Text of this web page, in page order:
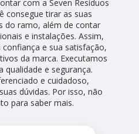
com a Seven Resíduos
consegue tirar as suas
do ramo, além de contar
e instalações. Assim,
e sua satisfação,
da marca. Executamos
e segurança.
e cuidadoso,
dúvidas. Por isso, não
para saber mais.